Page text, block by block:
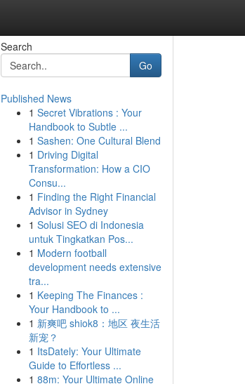
Search
Go
Published News
1 Secret Vibrations : Your
Handbook to Subtle ...
1 Sashen: One Cultural Blend
1 Driving Digital
Transformation: How a CIO
Consu...
1 Finding the Right Financial
Advisor in Sydney
1 Solusi SEO di Indonesia
untuk Tingkatkan Pos...
1 Modern football
development needs extensive
tra...
1 Keeping The Finances :
Your Handbook to ...
1 新爽吧 shiok8：地区 夜生活
新宠？
1 ItsDately: Your Ultimate
Guide to Effortless ...
1 88m: Your Ultimate Online